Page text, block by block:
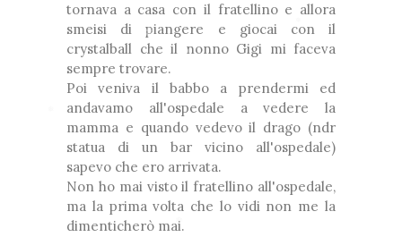
tornava a casa con il fratellino e allora
smeisi di piangere e giocai con il
crystalball che il nonno Gigi mi faceva
sempre trovare.
Poi veniva il babbo a prendermi ed
andavamo all'ospedale a vedere la
mamma e quando vedevo il drago (ndr
statua di un bar vicino all'ospedale)
sapevo che ero arrivata.
Non ho mai visto il fratellino all'ospedale,
ma la prima volta che lo vidi non me la
dimenticherò mai.
❅
❅
❅
❆
*